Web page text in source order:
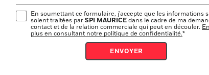
En soumettant ce formulaire, j'accepte que les informations
soient traitées par SPI MAURICE dans le cadre de ma
contact et de la relation commerciale qui peut en découler.
plus en consultant notre politique de confidentialité.*